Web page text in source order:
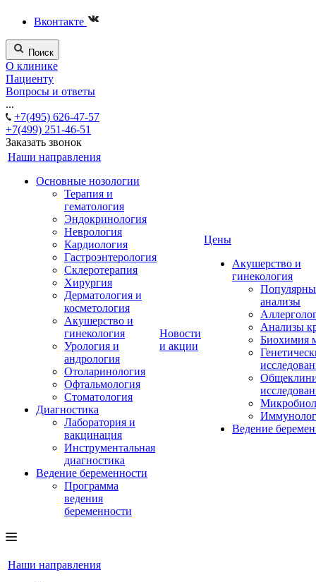
Вконтакте
Поиск
О клинике
Пациенту
Вопросы и ответы
...
+7(495) 626-47-57
+7(499) 251-46-51
Заказать звонок
Наши направления
Основные нозологии
Терапия и
гематология
Эндокринология
Неврология
Кардиология
Гастроэнтерология
Склеротерапия
Хирургия
Дерматология и
косметология
Акушерство и
гинекология
Урология и
андрология
Отоларинология
Офтальмология
Стоматология
Диагностика
Лаборатория и
вакцинация
Инструментальная
диагностика
Ведение беременности
Программа
ведения
беременности
Новости
и акции
Цены
Акушерство и
гинекология
анализы
Анализы
Биохимия
Ведение
Наши направления